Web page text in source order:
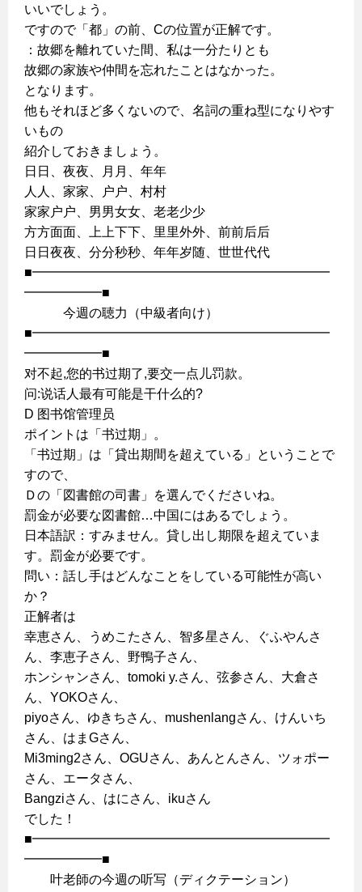
いいでしょう。
ですので「都」の前、Cの位置が正解です。
：故郷を離れていた間、私は一分たりとも
故郷の家族や仲間を忘れたことはなかった。
となります。
他もそれほど多くないので、名詞の重ね型になりやす
いもの
紹介しておきましょう。
日日、夜夜、月月、年年
人人、家家、户户、村村
家家户户、男男女女、老老少少
方方面面、上上下下、里里外外、前前后后
日日夜夜、分分秒秒、年年岁随、世世代代
■━━━━━━━━━━━━━━━━━━━━━━━
━━━━━━■
今週の聴力（中級者向け）
■━━━━━━━━━━━━━━━━━━━━━━━
━━━━━━■
对不起,您的书过期了,要交一点儿罚款。
问:说话人最有可能是干什么的?
D 图书馆管理员
ポイントは「书过期」。
「书过期」は「貸出期間を超えている」ということで
すので、
Ｄの「図書館の司書」を選んでくださいね。
罰金が必要な図書館…中国にはあるでしょう。
日本語訳：すみません。貸し出し期限を超えていま
す。罰金が必要です。
問い：話し手はどんなことをしている可能性が高い
か？
正解者は
幸恵さん、うめこたさん、智多星さん、ぐふやんさ
ん、李恵子さん、野鴨子さん、
ホンシャンさん、tomoki y.さん、弦参さん、大倉さ
ん、YOKOさん、
piyoさん、ゆきちさん、mushenlangさん、けんいち
さん、はまGさん、
Mi3ming2さん、OGUさん、あんとんさん、ツォポー
さん、エータさん、
Bangziさん、はにさん、ikuさん
でした！
■━━━━━━━━━━━━━━━━━━━━━━━
━━━━━━■
叶老師の今週の听写（ディクテーション）